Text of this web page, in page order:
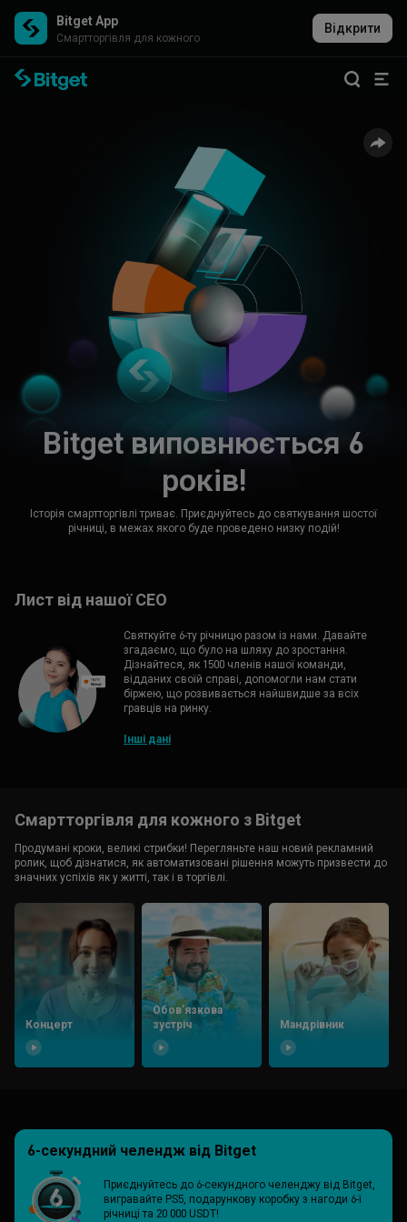
Bitget App
Cмартторгівля для кожного
Відкрити
Bitget виповнюється 6
років!
Історія смартторгівлі триває. Приєднуйтесь до святкування шостої
річниці, в межах якого буде проведено низку подій!
Лист від нашої CEO
Святкуйте 6-ту річницю разом із нами. Давайте
згадаємо, що було на шляху до зростання.
Дізнайтеся, як 1500 членів нашої команди,
відданих своїй справі, допомогли нам стати
біржею, що розвивається найшвидше за всіх
гравців на ринку.
Інші дані
Смартторгівля для кожного з Bitget
Продумані кроки, великі стрибки! Перегляньте наш новий рекламний
ролик, щоб дізнатися, як автоматизовані рішення можуть призвести до
значних успіхів як у житті, так і в торгівлі.
Концерт
Обовʼязкова
зустріч
Мандрівник
6-секундний челендж від Bitget
Приєднуйтесь до 6-секундного челенджу від Bitget,
вигравайте PS5, подарункову коробку з нагоди 6-ї
річниці та 20 000 USDT!